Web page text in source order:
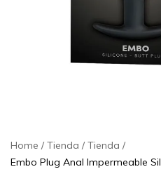
Home Tienda
Tienda
Embo Plug Anal Impermeable